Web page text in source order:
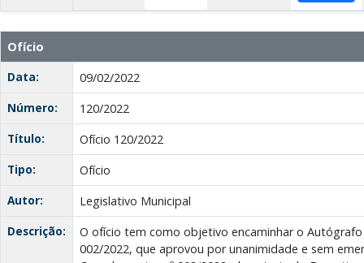
Ofício
Data:
09/02/2022
Número:
120/2022
Título:
Ofício 120/2022
Tipo:
Ofício
Autor:
Legislativo Municipal
Descrição:
O ofício tem como objetivo encaminhar o Autógrafo
002/2022, que aprovou por unanimidade e sem